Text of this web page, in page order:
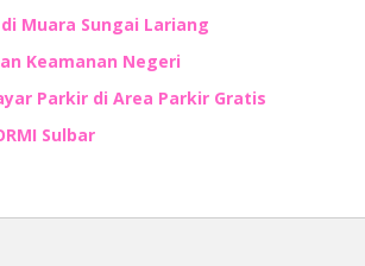
Muara Sungai Lariang
Keamanan Negeri
Parkir di Area Parkir Gratis
Sulbar